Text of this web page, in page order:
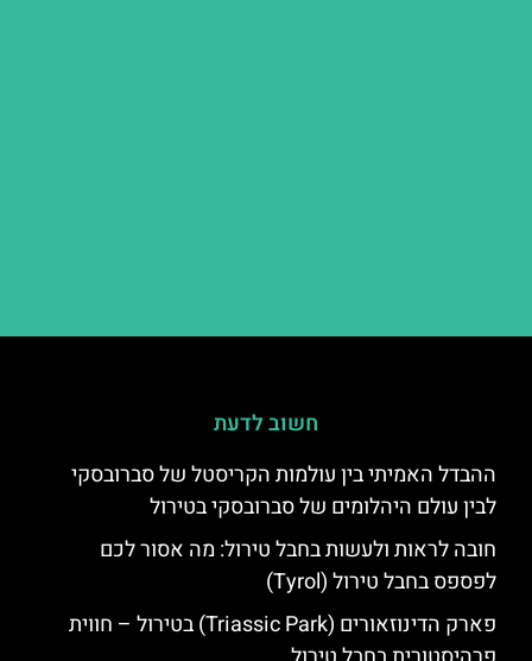
חשוב לדעת
ההבדל האמיתי בין עולמות הקריסטל של סברובסקי
לבין עולם היהלומים של סברובסקי בטירול
חובה לראות ולעשות בחבל טירול: מה אסור לכם
לפספס בחבל טירול (Tyrol)
פארק הדינוזאורים (Triassic Park) בטירול – חווית